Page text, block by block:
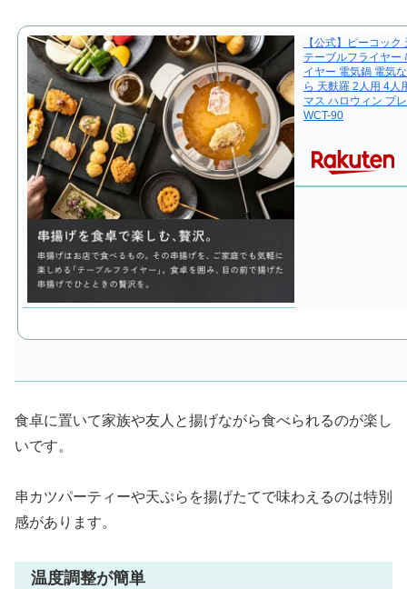
【公式】ピーコッ
テーブルフライヤー
イヤー 電気鍋 電気
ら 天麩羅 2人用 4人
マス ハロウィン プ
WCT-90
食卓に置いて家族や友人と揚げながら食べられるのが楽し
いです。
串カツパーティーや天ぷらを揚げたてで味わえるのは特別
感があります。
温度調整が簡単